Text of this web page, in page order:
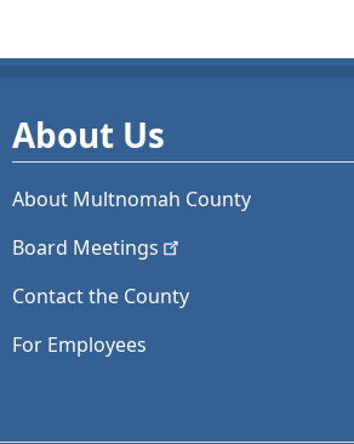
About Us
About Multnomah County
Board Meetings
Contact the County
For Employees